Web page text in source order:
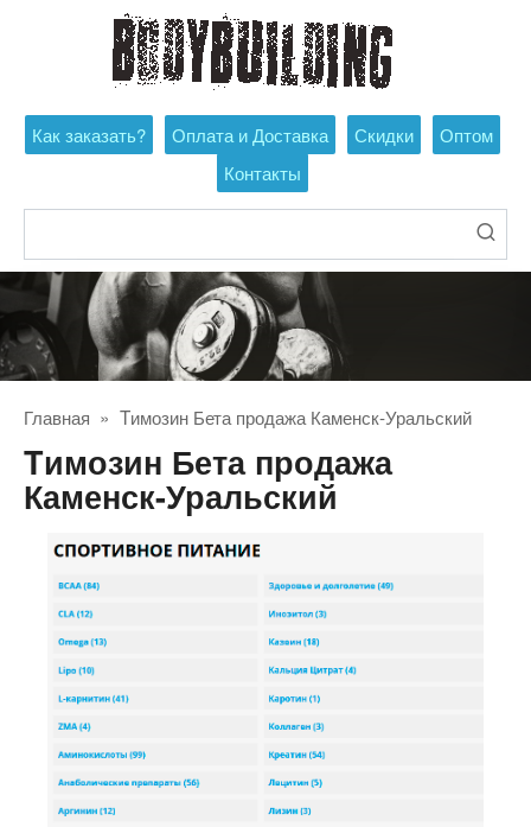
Как заказать? Оплата и Доставка Скидки
Оптом
Контакты
Главная » Tимозин Бета продажа Каменск-Уральский
Tимозин Бета продажа
Каменск-Уральский